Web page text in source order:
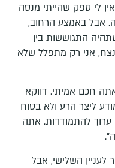
לי ספק שהייתי מנסה
אבל באמצע הרחוב,
התגוששות בין
ינצח, אני רק מתפלל שלא
חכם אמיתי. דווקא
ליצר הרע ולא בטוח
להתמודדות. אתה
לעניין השלישי, אבל